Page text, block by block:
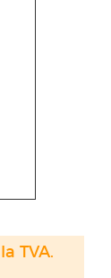
TVA.